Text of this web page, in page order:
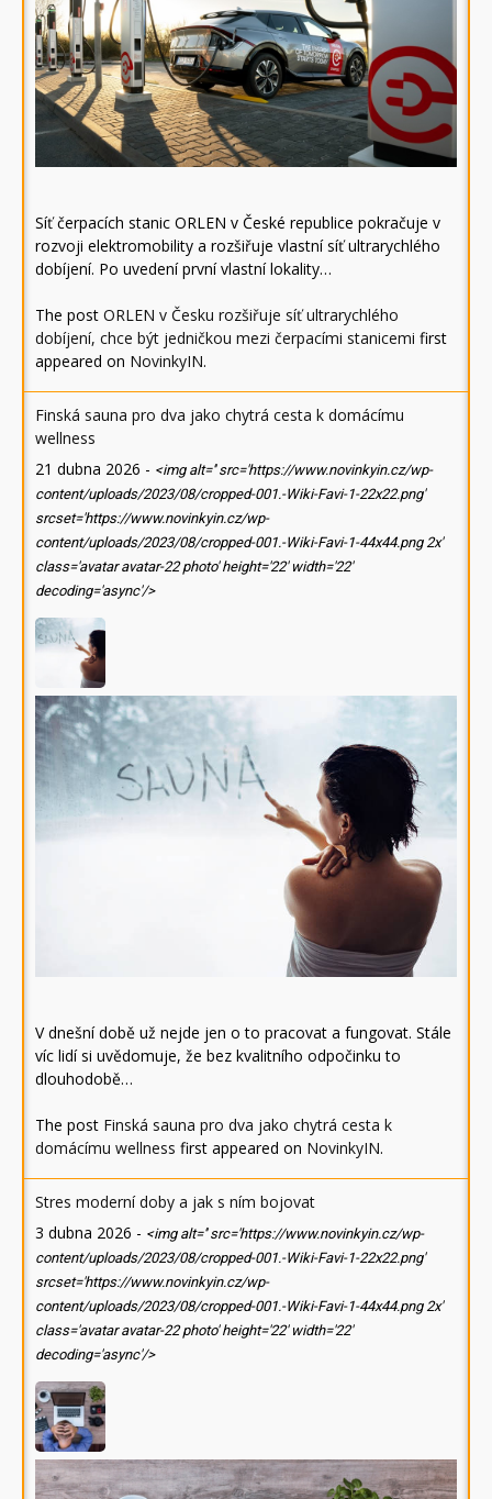
Síť čerpacích stanic ORLEN v České republice pokračuje v
rozvoji elektromobility a rozšiřuje vlastní síť ultrarychlého
dobíjení. Po uvedení první vlastní lokality…
The post ORLEN v Česku rozšiřuje síť ultrarychlého
dobíjení, chce být jedničkou mezi čerpacími stanicemi first
appeared on NovinkyIN.
Finská sauna pro dva jako chytrá cesta k domácímu
wellness
21 dubna 2026 - <img alt='' src='https://www.novinkyin.cz/wp-
content/uploads/2023/08/cropped-001.-Wiki-Favi-1-22x22.png'
srcset='https://www.novinkyin.cz/wp-
content/uploads/2023/08/cropped-001.-Wiki-Favi-1-44x44.png 2x'
class='avatar avatar-22 photo' height='22' width='22'
decoding='async'/>
V dnešní době už nejde jen o to pracovat a fungovat. Stále
víc lidí si uvědomuje, že bez kvalitního odpočinku to
dlouhodobě…
The post Finská sauna pro dva jako chytrá cesta k
domácímu wellness first appeared on NovinkyIN.
Stres moderní doby a jak s ním bojovat
3 dubna 2026 - <img alt='' src='https://www.novinkyin.cz/wp-
content/uploads/2023/08/cropped-001.-Wiki-Favi-1-22x22.png'
srcset='https://www.novinkyin.cz/wp-
content/uploads/2023/08/cropped-001.-Wiki-Favi-1-44x44.png 2x'
class='avatar avatar-22 photo' height='22' width='22'
decoding='async'/>